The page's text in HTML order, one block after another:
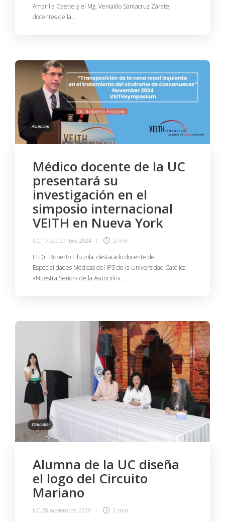
Amarilla Gaette y el Mg. Venialdo Santacruz Zárate,
docentes de la…
Asunción
Médico docente de la UC
presentará su
investigación en el
simposio internacional
VEITH en Nueva York
UC, 17 septiembre, 2024 2 min
El Dr. Roberto Filizzola, destacado docente de
Especialidades Médicas del IPS de la Universidad Católica
«Nuestra Señora de la Asunción»…
Caacupé
Alumna de la UC diseña
el logo del Circuito
Mariano
UC, 28 noviembre, 2019 2 min